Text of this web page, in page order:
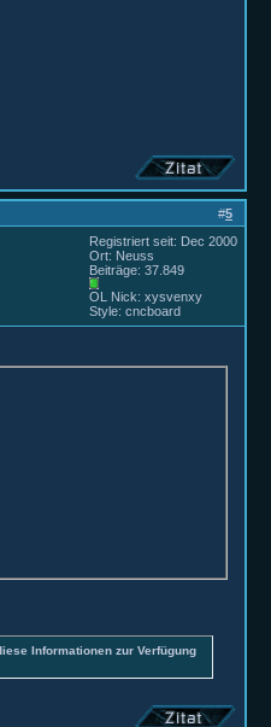
#5
Registriert seit: Dec 2000
Ort: Neuss
Beiträge: 37.849
OL Nick: xysvenxy
Style: cncboard
Informationen zur Verfügung